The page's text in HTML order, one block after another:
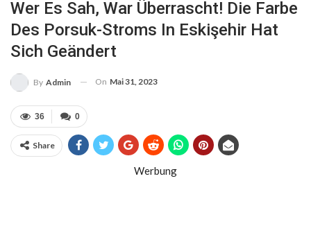
Wer Es Sah, War Überrascht! Die Farbe
Des Porsuk-Stroms In Eskişehir Hat
Sich Geändert
By Admin On Mai 31, 2023
0
36
Share
Werbung